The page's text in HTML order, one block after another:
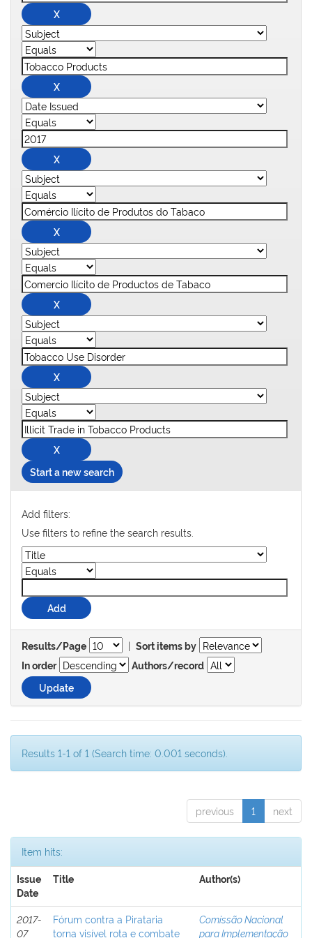
Start a new search
Add filters:
Use filters to refine the search results.
Results/Page | Sort items by
In order
Authors/record
Results 1-1 of 1 (Search time: 0.001 seconds).
previous 1 next
Item hits:
Issue
Date
Title Author(s)
2017-
07
Fórum contra a Pirataria
torna visível rota e combate
Comissão Nacional
para Implementação